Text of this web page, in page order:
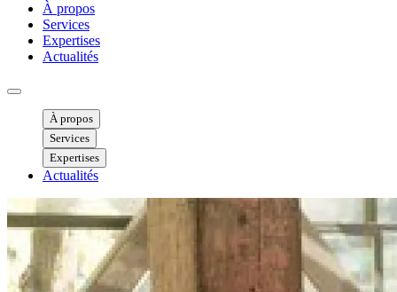
À propos
Services
Expertises
Actualités
Ouvrir menu mobile
À propos
Services
Expertises
Actualités